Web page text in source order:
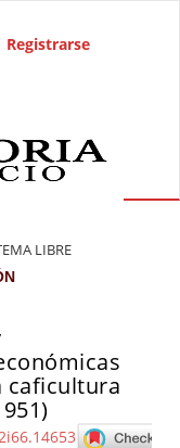
Registrarse
LIBRE
caficultura